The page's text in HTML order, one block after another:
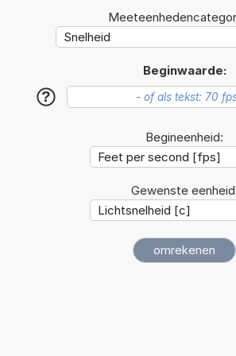
Beginwaarde:
?
Begineenheid:
Gewenste